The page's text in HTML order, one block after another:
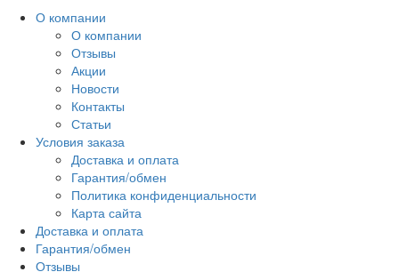
О компании
О компании
Отзывы
Акции
Новости
Контакты
Статьи
Условия заказа
Доставка и оплата
Гарантия/обмен
Политика конфиденциальности
Карта сайта
Доставка и оплата
Гарантия/обмен
Отзывы